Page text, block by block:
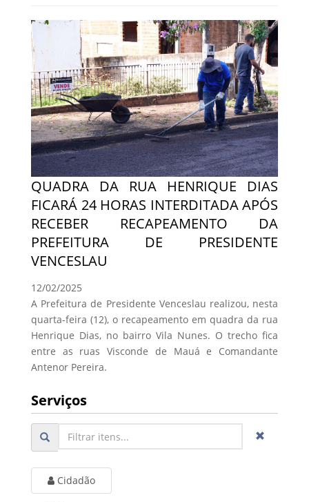
QUADRA DA RUA HENRIQUE DIAS
FICARÁ 24 HORAS INTERDITADA APÓS
RECEBER RECAPEAMENTO DA
PREFEITURA DE PRESIDENTE
VENCESLAU
12/02/2025
A Prefeitura de Presidente Venceslau realizou, nesta
quarta-feira (12), o recapeamento em quadra da rua
Henrique Dias, no bairro Vila Nunes. O trecho fica
entre as ruas Visconde de Mauá e Comandante
Antenor Pereira.
Serviços
Cidadão